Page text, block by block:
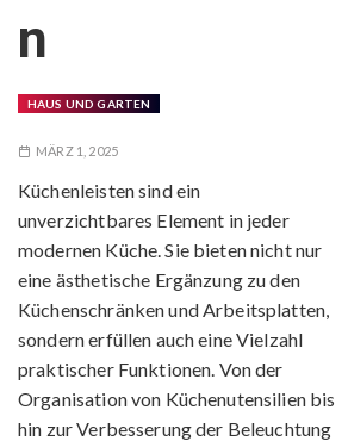
n
HAUS UND GARTEN
MÄRZ 1, 2025
Küchenleisten sind ein
unverzichtbares Element in jeder
modernen Küche. Sie bieten nicht nur
eine ästhetische Ergänzung zu den
Küchenschränken und Arbeitsplatten,
sondern erfüllen auch eine Vielzahl
praktischer Funktionen. Von der
Organisation von Küchenutensilien bis
hin zur Verbesserung der Beleuchtung